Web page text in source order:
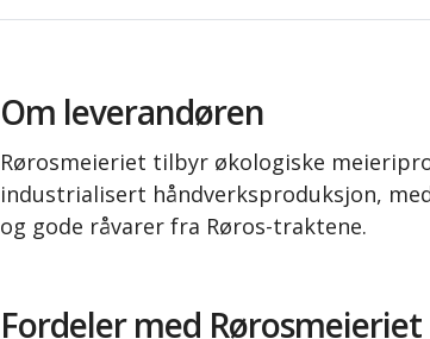
Om leverandøren
Rørosmeieriet tilbyr økologiske
industrialisert håndverksproduksjon,
og gode råvarer fra Røros-traktene.
Fordeler med Rørosmeieriet